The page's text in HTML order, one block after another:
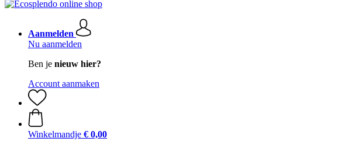
Aanmelden
Nu aanmelden
Ben je nieuw hier?
Account aanmaken
Winkelmandje € 0,00